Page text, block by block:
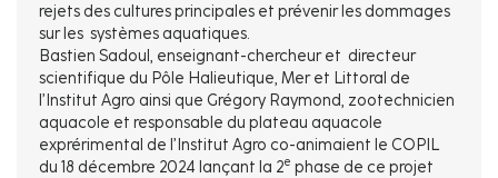
rejets des cultures principales et prévenir les dommages
sur les systèmes aquatiques.
Bastien Sadoul, enseignant-chercheur et directeur
scientifique du Pôle Halieutique, Mer et Littoral de
l’Institut Agro ainsi que Grégory Raymond, zootechnicien
aquacole et responsable du plateau aquacole
exprérimental de l’Institut Agro co-animaient le COPIL
du 18 décembre 2024 lançant la 2e phase de ce projet